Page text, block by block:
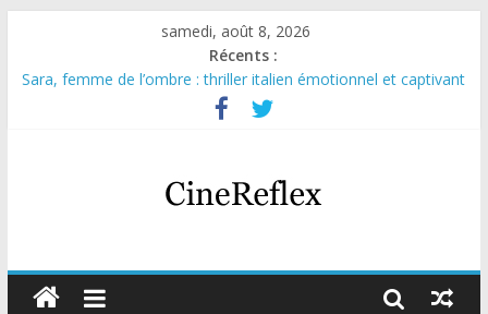
samedi, août 8, 2026
Récents :
Sara, femme de l’ombre : thriller italien émotionnel et captivant
Journal d’une fille larguée : nouvelle série suédoise sur Netflix
Aema : mini-série sur le tournage d’un film érotique devenu
Glass Heart : excellente série musicale avec Takeru Satō
Olympo, saison 1 : nouvelle série qui séduira les fans de